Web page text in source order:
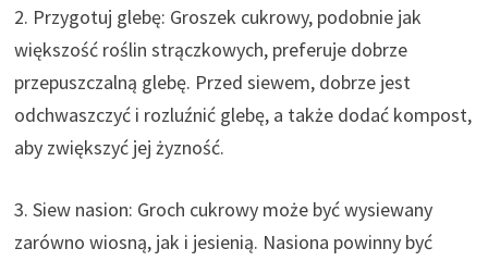
2. Przygotuj glebę: Groszek cukrowy, podobnie jak
większość roślin strączkowych, preferuje dobrze
przepuszczalną glebę. Przed siewem, dobrze jest
odchwaszczyć i rozluźnić glebę, a także dodać kompost,
aby zwiększyć jej żyzność.
3. Siew nasion: Groch cukrowy może być wysiewany
zarówno wiosną, jak i jesienią. Nasiona powinny być